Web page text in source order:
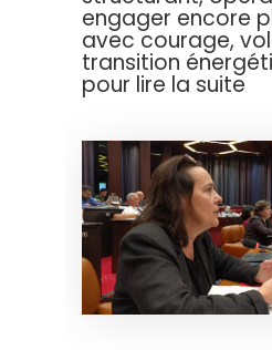
engager encore
avec courage,
transition
pour lire la suite